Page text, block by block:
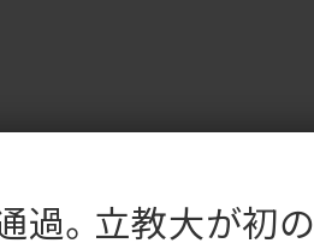
過。立教大が初の